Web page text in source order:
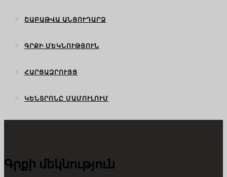
ՇԱԲԱԹՎԱ ԱՆՑՈՒԴԱՐՁ
ԳՐՔԻ ՄԵԿՆՈՒԹՅՈՒՆ
ՀԱՐՑԱԶՐՈՒՅՑ
ԿԵՆՏՐՈՆԸ ՄԱՄՈՒԼՈՒՄ
Գրքի մեկնություն